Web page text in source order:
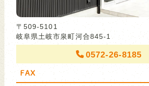
〒509-5101
岐阜県土岐市泉町河合845-1
0572-26-8185
FAX